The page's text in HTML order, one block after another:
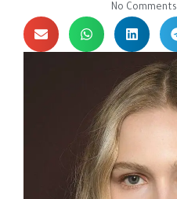
No Comments